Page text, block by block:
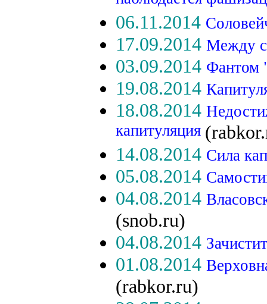
06.11.2014
17.09.2014 Между
03.09.2014 Фантом
19.08.2014
18.08.2014
капитуляция
14.08.2014 Сила
05.08.2014
04.08.2014
(snob.ru)
04.08.2014
01.08.2014
(rabkor.ru)